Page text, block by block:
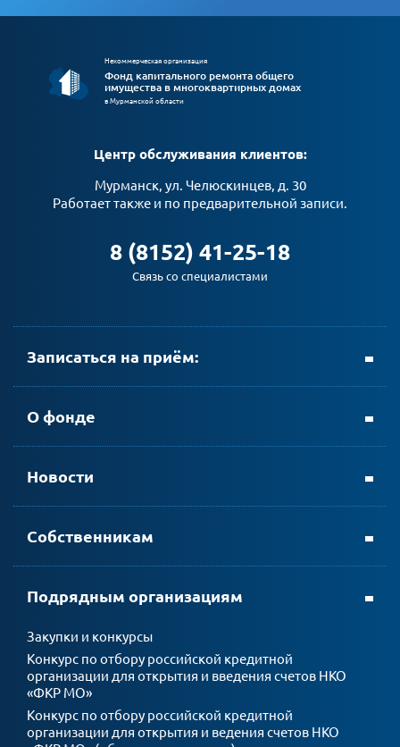
Некоммерческая организация
Фонд капитального ремонта общего
имущества в многоквартирных домах
в Мурманской области
Центр обслуживания клиентов:
Мурманск, ул. Челюскинцев, д. 30
Работает также и по предварительной записи.
8 (8152) 41-25-18
Связь со специалистами
Записаться на приём:
О фонде
Новости
Собственникам
Подрядным организациям
Закупки и конкурсы
Конкурс по отбору российской кредитной
организации для открытия и введения счетов НКО
«ФКР МО»
Конкурс по отбору российской кредитной
организации для открытия и ведения счетов НКО